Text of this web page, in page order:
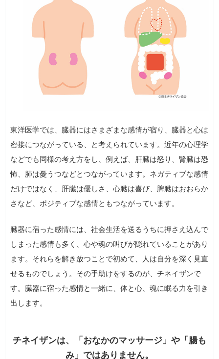
東洋医学では、臓器にはさまざまな感情が宿り、臓器と心は
密接につながっている、と考えられています。近年の心理学
などでも同様の考え方をし、例えば、肝臓は怒り、腎臓は恐
怖、肺は憂うつなどとつながっています。ネガティブな感情
だけではなく、肝臓は優しさ、心臓は喜び、脾臓はおおらか
さなど、ポジティブな感情ともつながっています。
臓器に宿った感情には、社会生活を送るうちに押さえ込んで
しまった感情も多く、心や魂の叫びが隠れていることがあり
ます。それらを解き放つことで初めて、人は自分を深く見直
せるものでしょう。その手助けをするのが、チネイザンで
す。臓器に宿った感情と一緒に、体と心、魂に眠る力を引き
出します。
チネイザンは、「おなかのマッサージ」や「腸も
み」ではありません。